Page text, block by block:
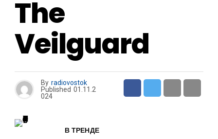
The
Veilguard
By radiovostok
Published 01.11.2
024
В ТРЕНДЕ